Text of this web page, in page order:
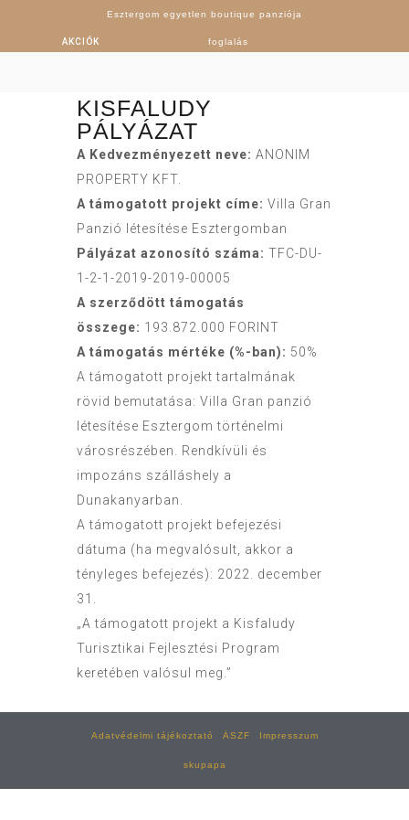
Esztergom egyetlen boutique panziója
AKCIÓK foglalás
KISFALUDY
PÁLYÁZAT
A Kedvezményezett neve: ANONIM
PROPERTY KFT.
A támogatott projekt címe: Villa Gran
Panzió létesítése Esztergomban
Pályázat azonosító száma: TFC-DU-
1-2-1-2019-2019-00005
A szerződött támogatás
összege: 193.872.000 FORINT
A támogatás mértéke (%-ban): 50%
A támogatott projekt tartalmának
rövid bemutatása: Villa Gran panzió
létesítése Esztergom történelmi
városrészében. Rendkívüli és
impozáns szálláshely a
Dunakanyarban.
A támogatott projekt befejezési
dátuma (ha megvalósult, akkor a
tényleges befejezés): 2022. december
31.
„A támogatott projekt a Kisfaludy
Turisztikai Fejlesztési Program
keretében valósul meg.”
Adatvédelmi tájékoztató ÁSZF Impresszum
skupapa